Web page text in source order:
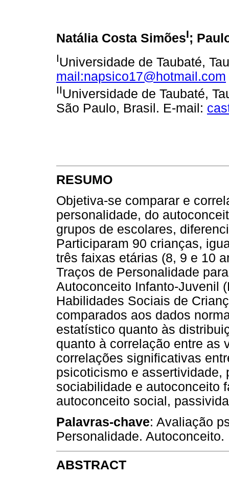
Natália Costa SimõesI;
IUniversidade de Taubaté,
mail:napsico17@hotmail.com
IIUniversidade de Taubaté,
São Paulo, Brasil. E-mail:
RESUMO
Objetiva-se comparar e
personalidade, do
grupos de escolares,
Participaram 90 crianças,
três faixas etárias (8, 9 e 10
Traços de Personalidade
Autoconceito Infanto-Juvenil
Habilidades Sociais de
comparados aos dados
estatístico quanto às
quanto à correlação entre as
correlações significativas
psicoticismo e assertividade,
sociabilidade e autoconceito
autoconceito social,
Palavras-chave: Avaliação
Personalidade.
ABSTRACT